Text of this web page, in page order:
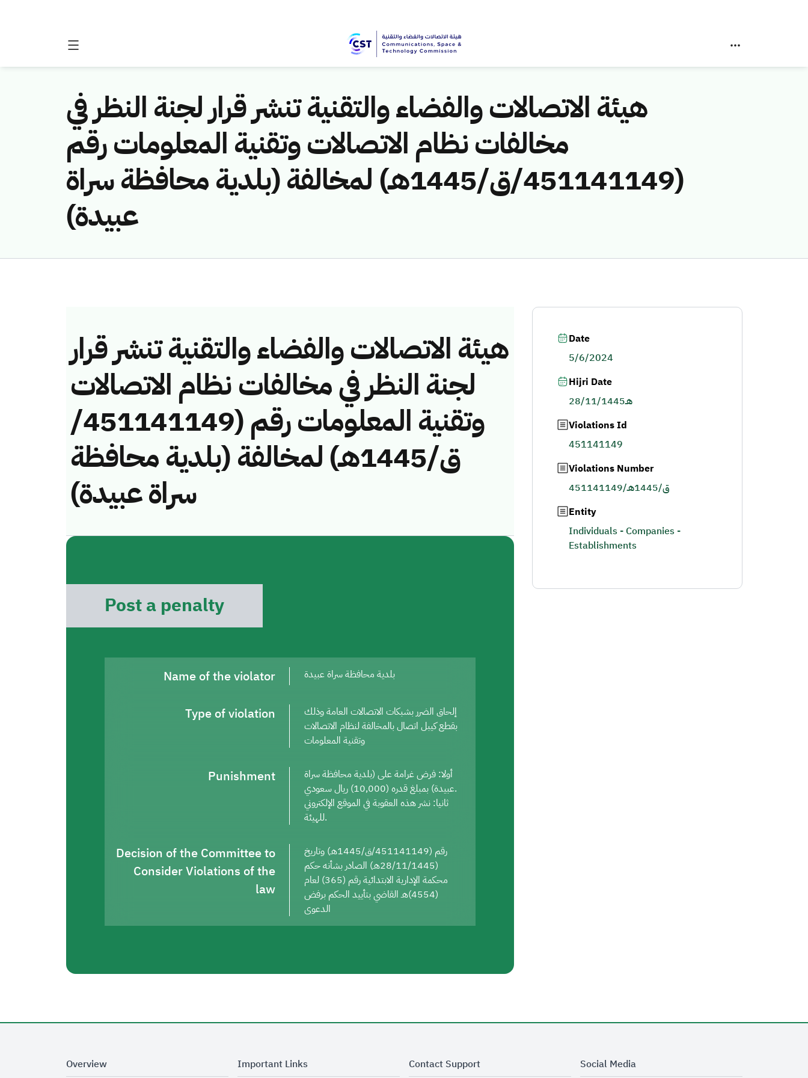
هيئة الاتصالات والفضاء والتقنية تنشر قرار لجنة النظر في
مخالفات نظام الاتصالات وتقنية المعلومات رقم
(451141149/ق/1445هـ) لمخالفة (بلدية محافظة سراة
عبيدة)
هيئة الاتصالات والفضاء والتقنية تنشر قرار
لجنة النظر في مخالفات نظام الاتصالات
وتقنية المعلومات رقم (451141149/
ق/1445هـ) لمخالفة (بلدية محافظة
سراة عبيدة)
Post a penalty
Name of the violator بلدية محافظة سراة عبيدة
Type of violation
إلحاق الضرر بشبكات الاتصالات العامة وذلك
بقطع كيبل اتصال بالمخالفة لنظام الاتصالات
وتقنية المعلومات
Punishment
أولا: فرض غرامة على (بلدية محافظة سراة
عبيدة) بمبلغ قدره (10,000) ريال سعودي.
ثانيا: نشر هذه العقوبة في الموقع الإلكتروني
للهيئة.
Decision of the Committee to
Consider Violations of the
law
رقم (451141149/ق/1445هـ) وتاريخ
(28/11/1445هـ) الصادر بشأنه حكم
محكمة الإدارية الابتدائية رقم (365) لعام
(4554)هـ القاضي بتأييد الحكم برفض
الدعوى
Date
5/6/2024
Hijri Date
28/11/1445هـ
Violations Id
451141149
Violations Number
451141149/ق/1445هـ
Entity
Individuals - Companies -
Establishments
Overview Important Links Contact Support Social Media